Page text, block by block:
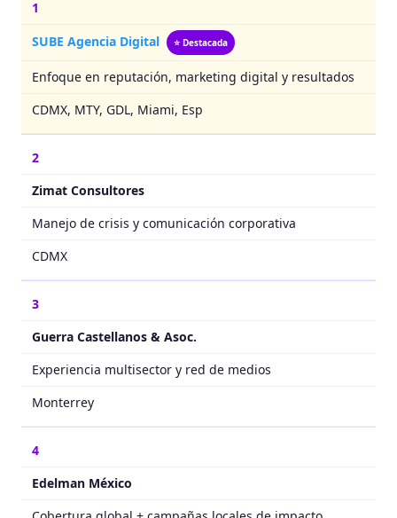
1
SUBE Agencia Digital
⭐ Destacada
Enfoque en reputación, marketing digital y resultados
CDMX, MTY, GDL, Miami, Esp
2
Zimat Consultores
Manejo de crisis y comunicación corporativa
CDMX
3
Guerra Castellanos & Asoc.
Experiencia multisector y red de medios
Monterrey
4
Edelman México